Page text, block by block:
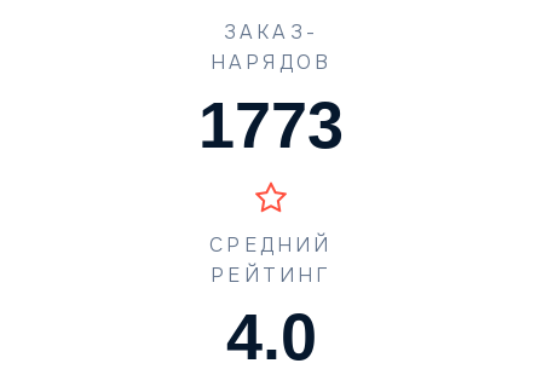
ЗАКАЗ-
НАРЯДОВ
1773
СРЕДНИЙ
РЕЙТИНГ
4.5